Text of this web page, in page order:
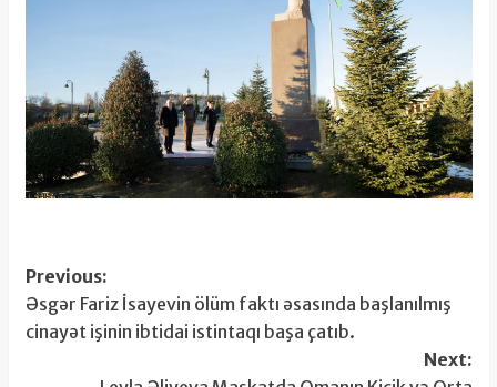
Post
navigation
Previous:
Əsgər Fariz İsayevin ölüm faktı əsasında başlanılmış
cinayət işinin ibtidai istintaqı başa çatıb.
Next: